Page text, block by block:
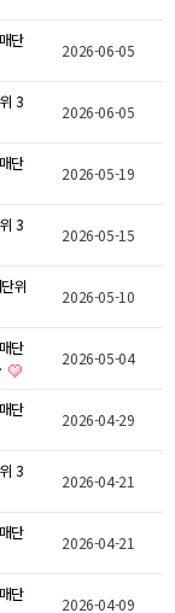
단
2026-06-05
3
2026-06-05
단
2026-05-19
3
2026-05-15
위
2026-05-10
단
2026-05-04
단
2026-04-29
3
2026-04-21
단
2026-04-21
단
2026-04-09